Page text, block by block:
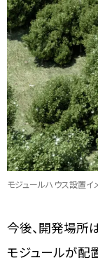
モジュールハウス設置イ
今後、開発場所
モジュールが配